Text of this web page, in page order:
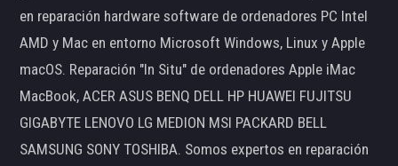
en reparación hardware software de ordenadores PC Intel
AMD y Mac en entorno Microsoft Windows, Linux y Apple
macOS. Reparación "In Situ" de ordenadores Apple iMac
MacBook, ACER ASUS BENQ DELL HP HUAWEI FUJITSU
GIGABYTE LENOVO LG MEDION MSI PACKARD BELL
SAMSUNG SONY TOSHIBA. Somos expertos en reparación